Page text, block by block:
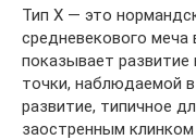
Тип X — это
средневекового меча
показывает
точки, наблюдаемой
развитие, типичное
заостренным